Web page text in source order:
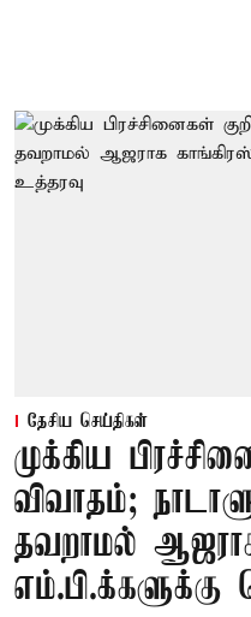
தேசிய செய்திகள்
முக்கிய
விவாதம்;
தவறாமல்